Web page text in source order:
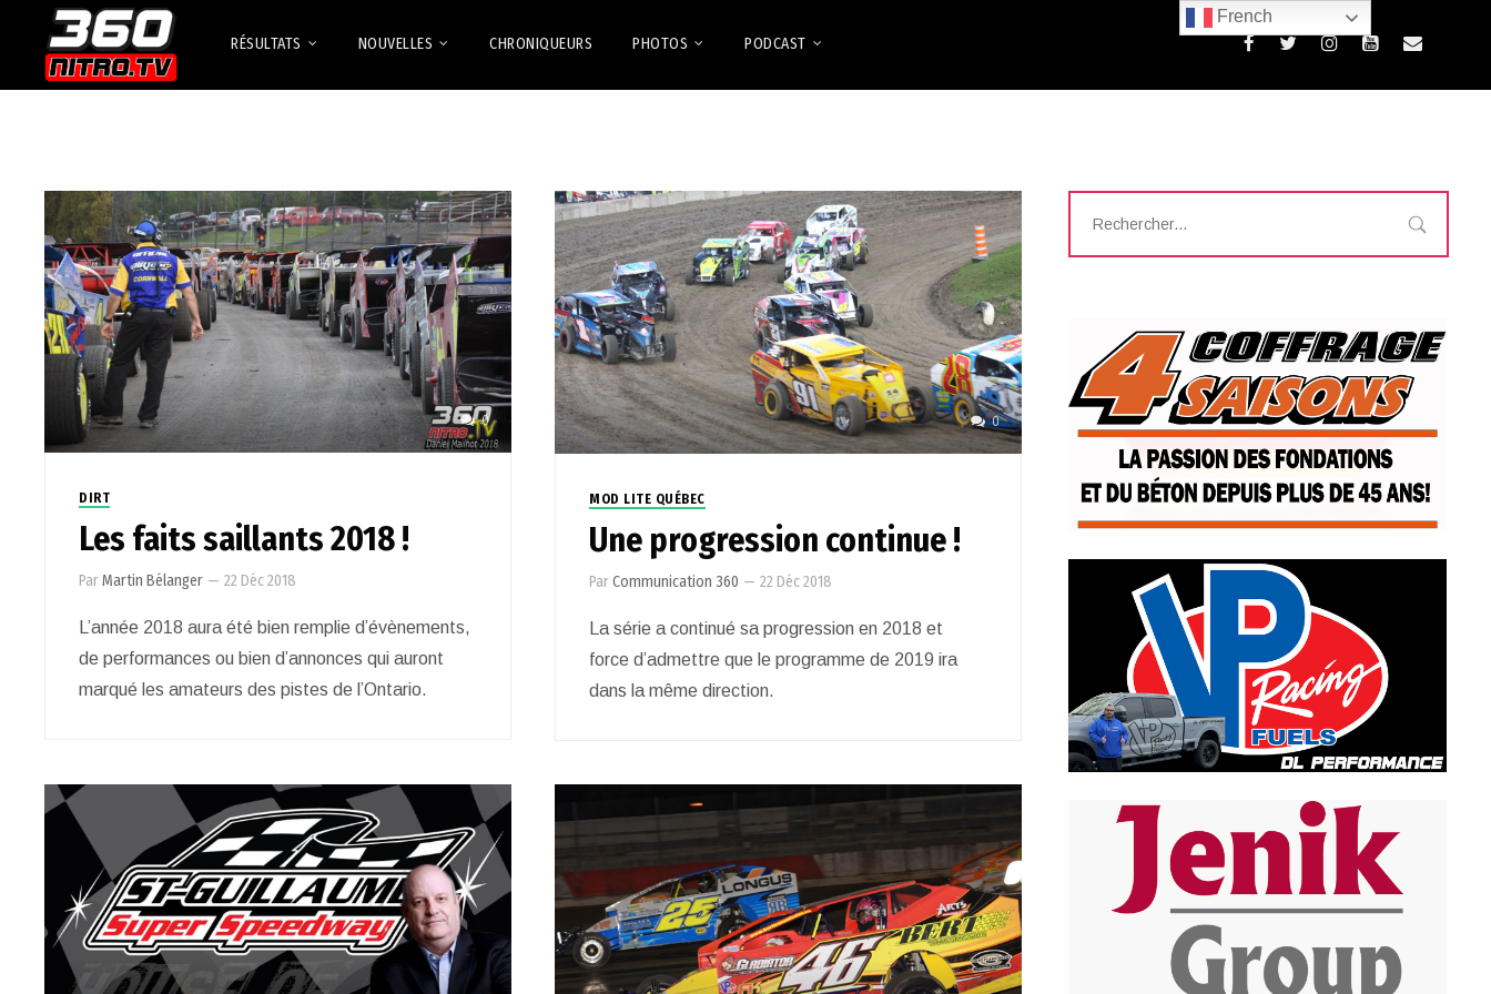
RÉSULTATS NOUVELLES CHRONIQUEURS PHOTOS PODCAST
0
DIRT
Les faits saillants 2018 !
ParMartin Bélanger — 22 Déc 2018
L’année 2018 aura été bien remplie d’évènements,
de performances ou bien d’annonces qui auront
marqué les amateurs des pistes de l’Ontario.
0
MOD LITE QUÉBEC
Une progression continue !
ParCommunication 360 — 22 Déc 2018
La série a continué sa progression en 2018 et
force d’admettre que le programme de 2019 ira
dans la même direction.
French